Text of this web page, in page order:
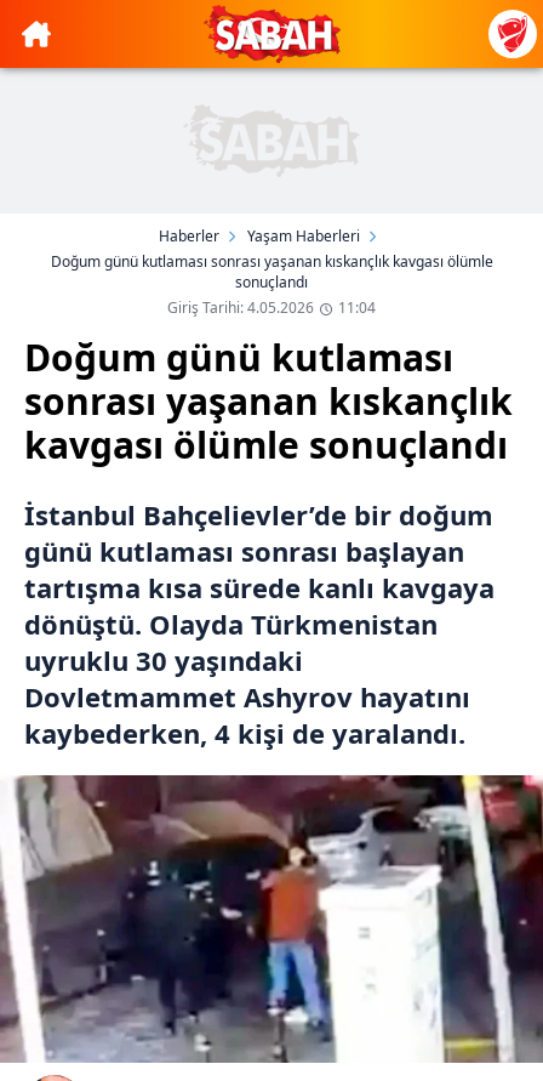
Haberler
Yaşam Haberleri
Doğum günü kutlaması sonrası yaşanan kıskançlık kavgası ölümle
sonuçlandı
Giriş Tarihi: 4.05.2026
11:04
Doğum günü kutlaması
sonrası yaşanan kıskançlık
kavgası ölümle sonuçlandı
İstanbul Bahçelievler’de bir doğum
günü kutlaması sonrası başlayan
tartışma kısa sürede kanlı kavgaya
dönüştü. Olayda Türkmenistan
uyruklu 30 yaşındaki
Dovletmammet Ashyrov hayatını
kaybederken, 4 kişi de yaralandı.